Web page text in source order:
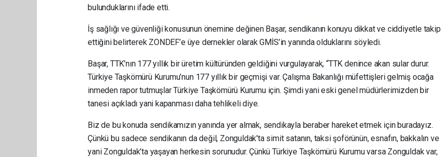
bulunduklarını ifade etti.
İş sağlığı ve güvenliği konusunun önemine değinen Başar, sendikanın konuyu dikkat ve ciddiyetle takip
ettiğini belirterek ZONDEF’e üye dernekler olarak GMİS’in yanında olduklarını söyledi.
Başar, TTK’nın 177 yıllık bir üretim kültüründen geldiğini vurgulayarak, “TTK denince akan sular durur.
Türkiye Taşkömürü Kurumu’nun 177 yıllık bir geçmişi var. Çalışma Bakanlığı müfettişleri gelmiş ocağa
inmeden rapor tutmuşlar Türkiye Taşkömürü Kurumu için. Şimdi yani eski genel müdürlerimizden bir
tanesi açıkladı yani kapanması daha tehlikeli diye.
Biz de bu konuda sendikamızın yanında yer almak, sendikayla beraber hareket etmek için buradayız.
Çünkü bu sadece sendikanın da değil, Zonguldak'ta simit satanın, taksi şoförünün, esnafın, bakkalın ve
yani Zonguldak’ta yaşayan herkesin sorunudur. Çünkü Türkiye Taşkömürü Kurumu varsa Zonguldak var,